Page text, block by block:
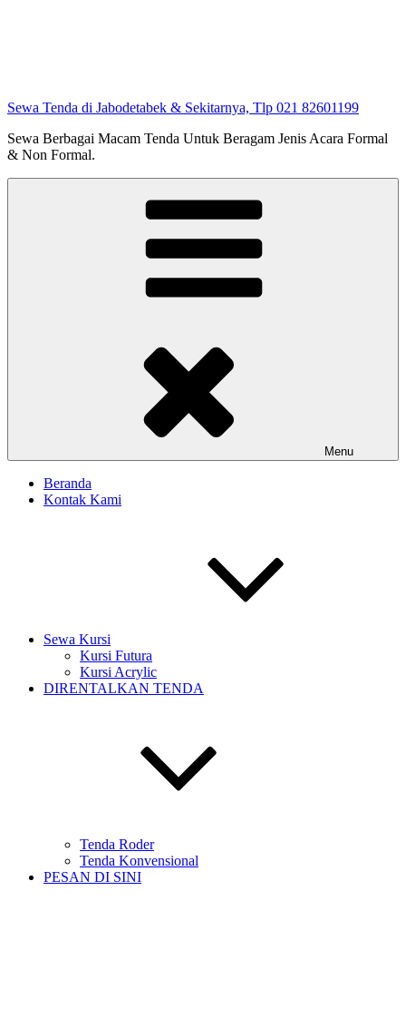
Sewa Tenda di Jabodetabek & Sekitarnya, Tlp 021 82601199
Sewa Berbagai Macam Tenda Untuk Beragam Jenis Acara Formal
& Non Formal.
Menu
Beranda
Kontak Kami
Sewa Kursi
Kursi Futura
Kursi Acrylic
DIRENTALKAN TENDA
Tenda Roder
Tenda Konvensional
PESAN DI SINI